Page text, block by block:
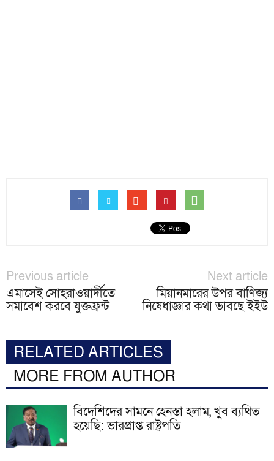
Previous article
এমাসেই সোহরাওয়ার্দীতে
সমাবেশ করবে যুক্তফ্রন্ট
Next article
মিয়ানমারের উপর বাণিজ্য
নিষেধাজ্ঞার কথা ভাবছে ইইউ
RELATED ARTICLES
MORE FROM AUTHOR
বিদেশিদের সামনে হেনস্তা হলাম, খুব ব্যথিত
হয়েছি: ভারপ্রাপ্ত রাষ্ট্রপতি